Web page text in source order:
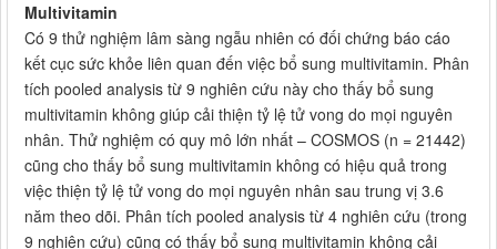
Multivitamin
Có 9 thử nghiệm lâm sàng ngẫu nhiên có đối chứng báo cáo
kết cục sức khỏe liên quan đến việc bổ sung multivitamin. Phân
tích pooled analysis từ 9 nghiên cứu này cho thấy bổ sung
multivitamin không giúp cải thiện tỷ lệ tử vong do mọi nguyên
nhân. Thử nghiệm có quy mô lớn nhất – COSMOS (n = 21442)
cũng cho thấy bổ sung multivitamin không có hiệu quả trong
việc thiện tỷ lệ tử vong do mọi nguyên nhân sau trung vị 3.6
năm theo dõi. Phân tích pooled analysis từ 4 nghiên cứu (trong
9 nghiên cứu) cũng có thấy bổ sung multivitamin không cải